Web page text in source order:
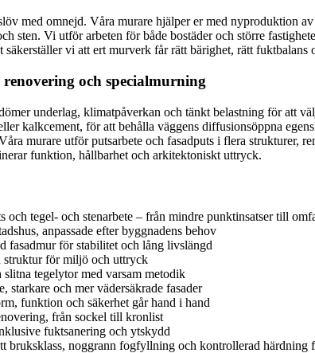
med omnejd. Våra murare hjälper er med nyproduktion
sten. Vi utför arbeten för både bostäder och större
vi att ert murverk får rätt bärighet, rätt fuktbalans
och specialmurning
underlag, klimatpåverkan och tänkt belastning för att
kalkcement, för att behålla väggens diffusionsöppna
murare utför putsarbete och fasadputs i flera strukturer,
funktion, hållbarhet och arkitektoniskt uttryck.
tegel- och stenarbete – från mindre punktinsatser till
anpassade efter byggnadens behov
fasadmur för stabilitet och lång livslängd
struktur för miljö och uttryck
tegelytor med varsam metodik
och mer vädersäkrade fasader
funktion och säkerhet går hand i hand
från sockel till kronlist
fuktsanering och ytskydd
bruksklass, noggrann fogfyllning och kontrollerad härdning